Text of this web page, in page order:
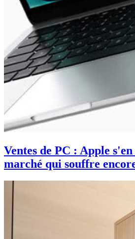
Ventes de PC : Apple
marché qui souffre